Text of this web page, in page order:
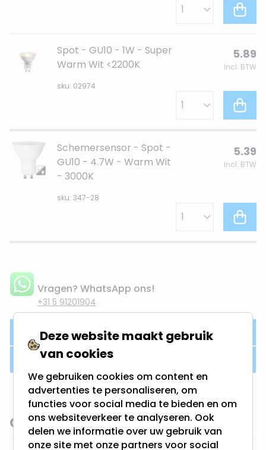
Spot - GU10 - 1W - Super
Warm Wit <2200K
sku: 02974
5.89
Incl. BTW
Schemersensor - Spot -
GU10 - 4.7W - Warm Wit
- 3000K
sku: 347-28
5.39
Incl. BTW
Vragen? WhatsApp ons!
+31 5 91201904
Product omschrijving
Productdetails
Gerelateerde categorieën
Deze website maakt gebruik
van cookies
We gebruiken cookies om content en
advertenties te personaliseren, om
functies voor social media te bieden en om
ons websiteverkeer te analyseren. Ook
delen we informatie over uw gebruik van
onze site met onze partners voor social